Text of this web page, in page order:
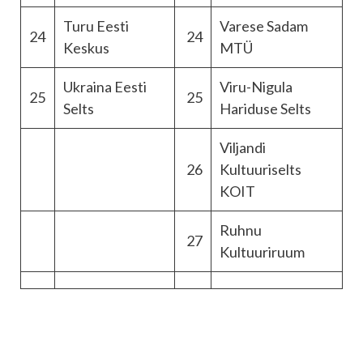
24
Turu Eesti
Keskus
24
Varese Sadam
MTÜ
25
Ukraina Eesti
Selts
25
Viru-Nigula
Hariduse Selts
26
Viljandi
Kultuuriselts
KOIT
27
Ruhnu
Kultuuriruum